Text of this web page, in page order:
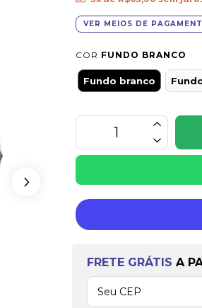
VER MEIOS DE
COR FUNDO BRANCO
Fundo branco
Frete grátisa
FRETE GRÁTIS A